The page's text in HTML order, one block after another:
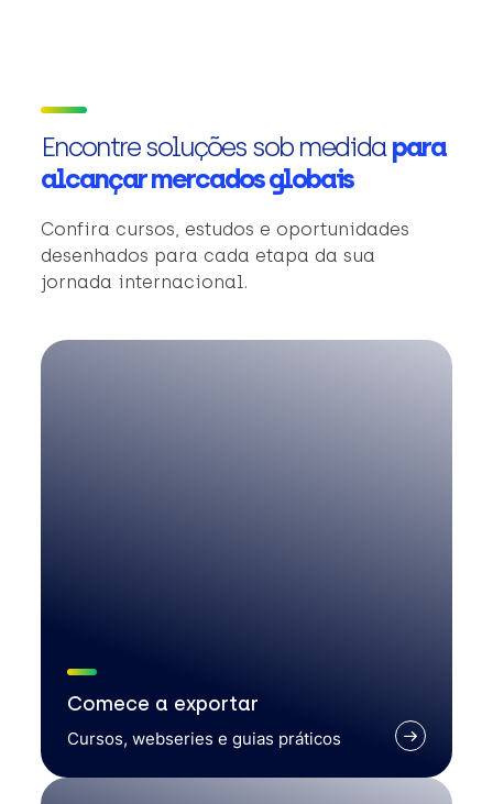
Encontre soluções sob medidapara
alcançar mercados globais
Confira cursos, estudos e oportunidades
desenhados para cada etapa da sua
jornada internacional.
Comece a exportar
Cursos, webseries e guias práticos